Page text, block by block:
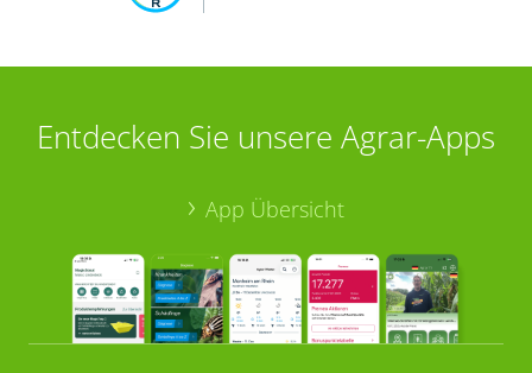
Entdecken Sie unsere Agrar-Apps
App Übersicht